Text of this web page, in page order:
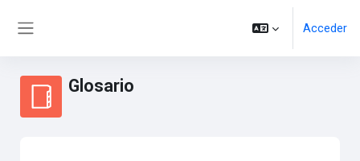
Acceder
Glosario